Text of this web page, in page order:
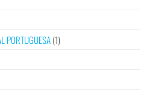
PORTUGUESA(1)